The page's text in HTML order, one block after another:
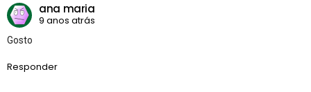
ana maria
9 anos atrás
Gosto
Responder